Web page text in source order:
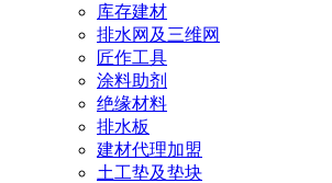
库存建材
排水网及三维网
匠作工具
涂料助剂
绝缘材料
排水板
建材代理加盟
土工垫及垫块